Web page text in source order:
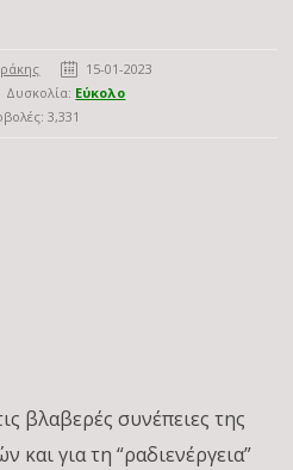
15-01-2023
Δυσκολία: Εύκολο
3,331
βλαβερές συνέπειες της
και για τη “ραδιενέργεια”